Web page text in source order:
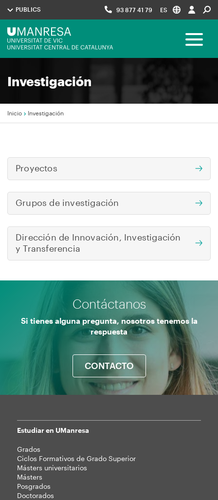
principal
Menú
UManresa
PUBLICS 93 877 41 79 ES
Navegació
Toggle
Investigación
de
ayuda
a
la
navegación
Inicio Investigación
Navegació
principal
Proyectos
Grupos de investigación
Dirección de Innovación, Investigación
y Transferencia
Contáctanos
Si tienes alguna pregunta, nosotros tenemos la
respuesta
CONTACTO
Mapa
web
Estudiar en UManresa
Grados
Ciclos Formativos de Grado Superior
Másters universitarios
Másters
Posgrados
Doctorados